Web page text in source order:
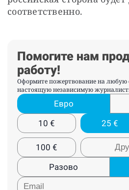
соответственно.
Помогите нам
работу!
Оформите пожертвование на любую
настоящую независимую
Евро
10 € 25 €
100 €
Разово